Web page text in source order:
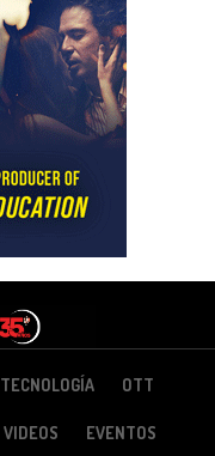
TECNOLOGÍA OTT
VIDEOS EVENTOS